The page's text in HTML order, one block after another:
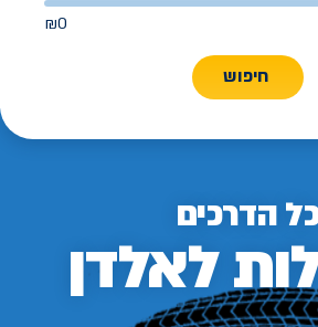
₪0
חיפוש
כל הדרכים
לאלדן